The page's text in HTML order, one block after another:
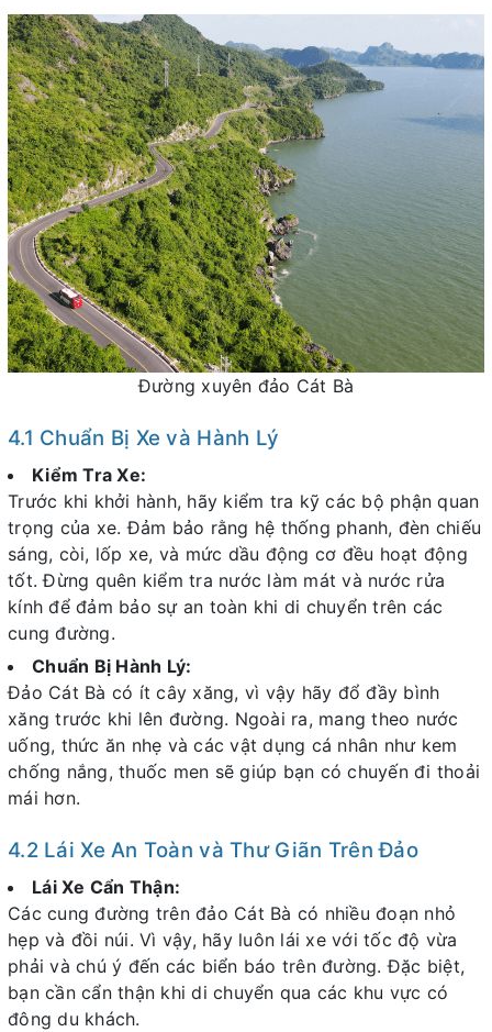
Đường xuyên đảo Cát Bà
4.1 Chuẩn Bị Xe và Hành Lý
Kiểm Tra Xe:
Trước khi khởi hành, hãy kiểm tra kỹ các bộ phận quan
trọng của xe. Đảm bảo rằng hệ thống phanh, đèn chiếu
sáng, còi, lốp xe, và mức dầu động cơ đều hoạt động
tốt. Đừng quên kiểm tra nước làm mát và nước rửa
kính để đảm bảo sự an toàn khi di chuyển trên các
cung đường.
Chuẩn Bị Hành Lý:
Đảo Cát Bà có ít cây xăng, vì vậy hãy đổ đầy bình
xăng trước khi lên đường. Ngoài ra, mang theo nước
uống, thức ăn nhẹ và các vật dụng cá nhân như kem
chống nắng, thuốc men sẽ giúp bạn có chuyến đi thoải
mái hơn.
4.2 Lái Xe An Toàn và Thư Giãn Trên Đảo
Lái Xe Cẩn Thận:
Các cung đường trên đảo Cát Bà có nhiều đoạn nhỏ
hẹp và đồi núi. Vì vậy, hãy luôn lái xe với tốc độ vừa
phải và chú ý đến các biển báo trên đường. Đặc biệt,
bạn cần cẩn thận khi di chuyển qua các khu vực có
đông du khách.